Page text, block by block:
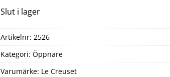
Slut i lager
Artikelnr: 2526
Kategori: Öppnare
Varumärke: Le Creuset